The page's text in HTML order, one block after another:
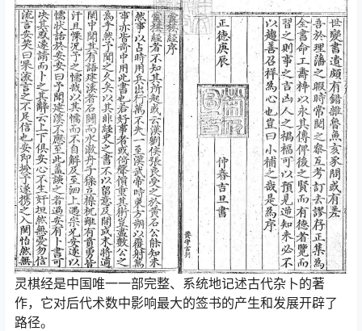
灵棋经是中国唯一一部完整、系统地记述古代杂卜的著
作，它对后代术数中影响最大的签书的产生和发展开辟了
路径。